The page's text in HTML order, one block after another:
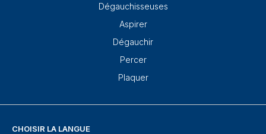
Dégauchisseuses
Aspirer
Dégauchir
Percer
Plaquer
CHOISIR LA LANGUE